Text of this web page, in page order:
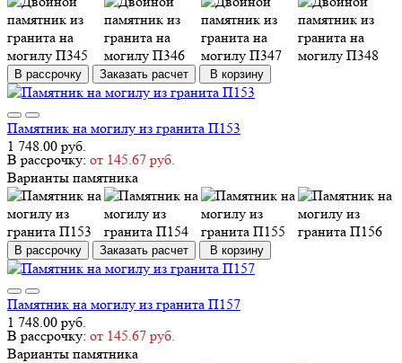
В рассрочку Заказать расчет В корзину
Памятник на могилу из гранита П153
1 748.00 руб.
В рассрочку: от 145.67 руб.
Варианты памятника
В рассрочку Заказать расчет В корзину
Памятник на могилу из гранита П157
1 748.00 руб.
В рассрочку: от 145.67 руб.
Варианты памятника